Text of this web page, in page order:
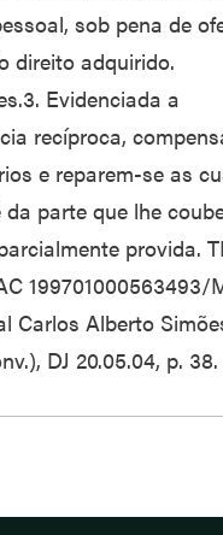
sob pena de
direito adquirido.
Evidenciada a
recíproca,
e reparem-se as
parte que lhe
provida.
199701000563493/
Carlos Alberto
DJ 20.05.04, p. 38.